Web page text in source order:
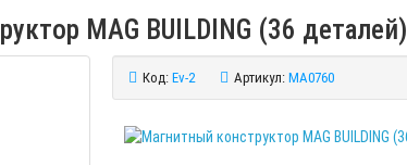
MAG BUILDING (36 деталей)
Код: Ev-2 Артикул: MA0760